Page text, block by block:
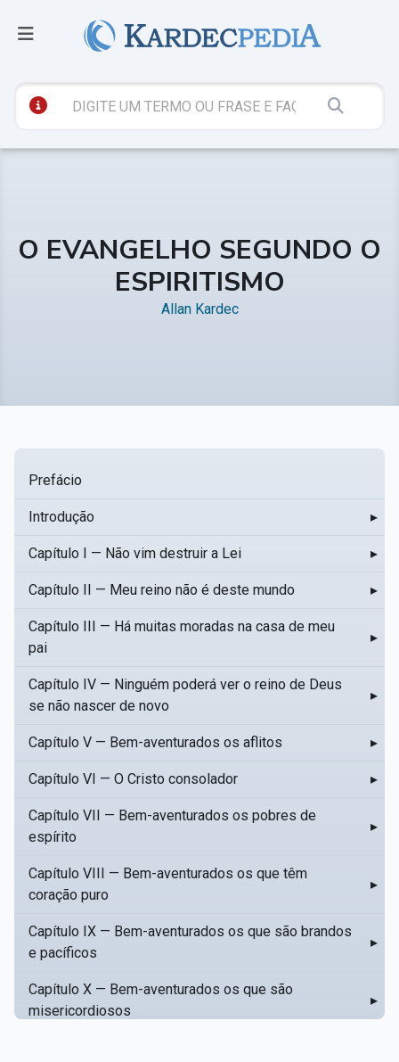
O EVANGELHO SEGUNDO O
ESPIRITISMO
Allan Kardec
Prefácio
Introdução ▸
Capítulo I — Não vim destruir a Lei ▸
Capítulo II — Meu reino não é deste mundo ▸
Capítulo III — Há muitas moradas na casa de meu
pai
▸
Capítulo IV — Ninguém poderá ver o reino de Deus
se não nascer de novo
▸
Capítulo V — Bem-aventurados os aflitos ▸
Capítulo VI — O Cristo consolador ▸
Capítulo VII — Bem-aventurados os pobres de
espírito
▸
Capítulo VIII — Bem-aventurados os que têm
coração puro
▸
Capítulo IX — Bem-aventurados os que são brandos
e pacíficos
▸
Capítulo X — Bem-aventurados os que são
misericordiosos
▸